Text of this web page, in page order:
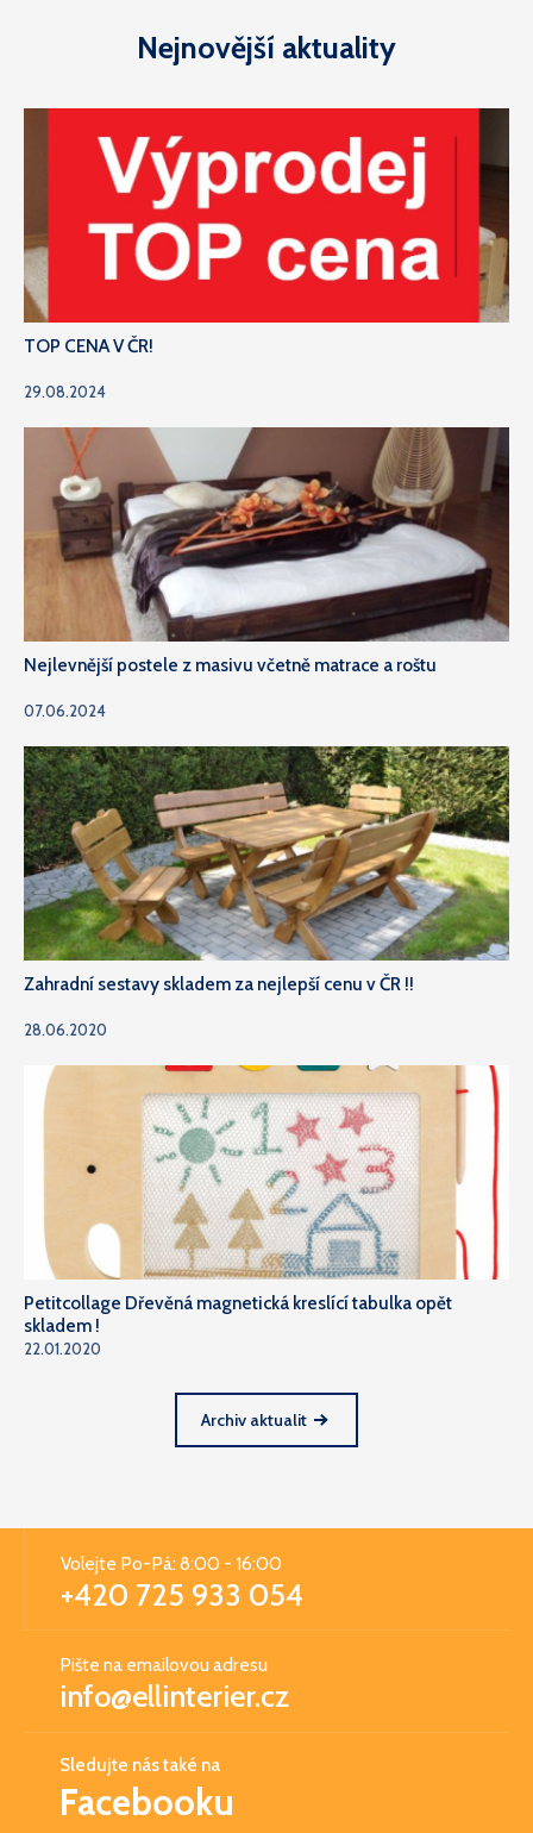
Nejnovější aktuality
TOP CENA V ČR!
29.08.2024
Nejlevnější postele z masivu včetně matrace a roštu
07.06.2024
Zahradní sestavy skladem za nejlepší cenu v ČR !!
28.06.2020
Petitcollage Dřevěná magnetická kreslící tabulka opět
skladem !
22.01.2020
Archiv aktualit
Volejte Po-Pá: 8:00 - 16:00
+420 725 933 054
Pište na emailovou adresu
info@ellinterier.cz
Sledujte nás také na
Facebooku